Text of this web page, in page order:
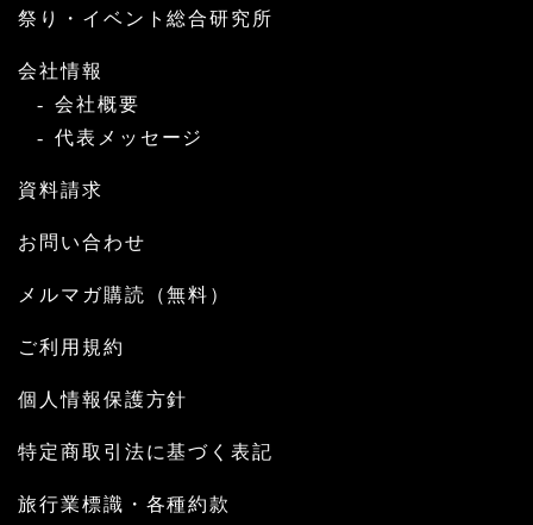
祭り・イベント総合研究所
会社情報
会社概要
代表メッセージ
資料請求
お問い合わせ
メルマガ購読（無料）
ご利用規約
個人情報保護方針
特定商取引法に基づく表記
旅行業標識・各種約款